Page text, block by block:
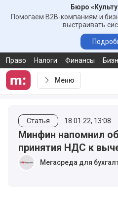
Бюро
Помогаем B2B-компаниям и
выстраивать
Право Налоги Финансы
Меню
Статья 18.01.22, 13:08
Минфин напомнил
принятия НДС к
Мегасреда для